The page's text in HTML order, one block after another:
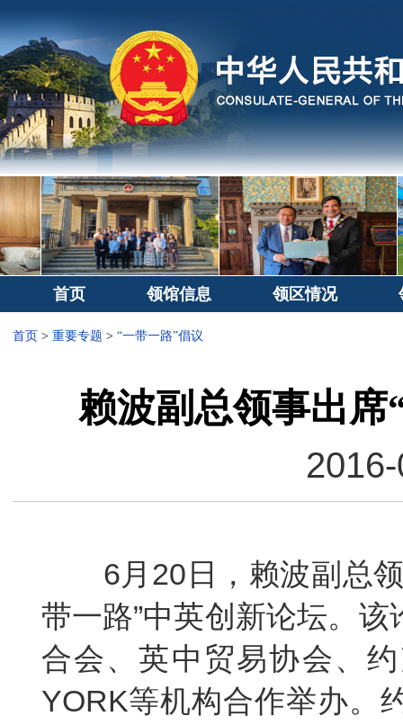
首页 领馆信息 领区情况
首页 > 重要专题 > “一带一路”倡议
赖波副总领事出席
6月20日，赖波副总
带一路”中英创新论坛。
合会、英中贸易协会、
YORK等机构合作举办。